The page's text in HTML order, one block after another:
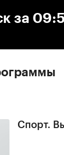
за
Спорт.